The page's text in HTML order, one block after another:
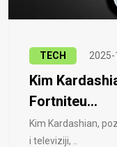
TECH
Kim
Fortniteu...
Kim Kardashian,
i televiziji, ..